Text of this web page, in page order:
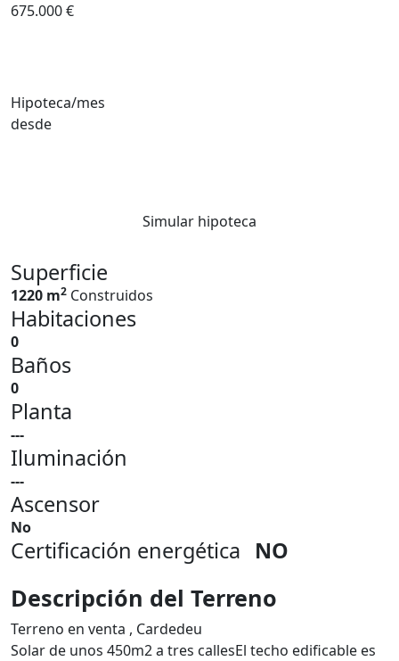
675.000 €
Hipoteca/mes
desde
Simular hipoteca
Superficie
1220 m2 Construidos
Habitaciones
0
Baños
0
Planta
---
Iluminación
---
Ascensor
No
Certificación energética NO
Descripción del Terreno
Terreno en venta , Cardedeu
Solar de unos 450m2 a tres callesEl techo edificable es